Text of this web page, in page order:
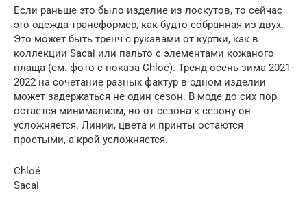
Если раньше это было изделие из лоскутов, то сейчас
это одежда-трансформер, как будто собранная из двух.
Это может быть тренч с рукавами от куртки, как в
коллекции Sacai или пальто с элементами кожаного
плаща (см. фото с показа Chloé). Тренд осень-зима 2021-
2022 на сочетание разных фактур в одном изделии
может задержаться не один сезон. В моде до сих пор
остается минимализм, но от сезона к сезону он
усложняется. Линии, цвета и принты остаются
простыми, а крой усложняется.
Chloé
Sacai